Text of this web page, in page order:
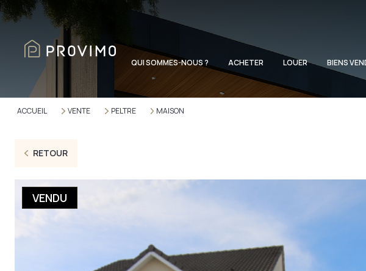
QUI SOMMES-NOUS ? ACHETER LOUER BIENS
ACCUEIL VENTE PELTRE MAISON
RETOUR
VENDU